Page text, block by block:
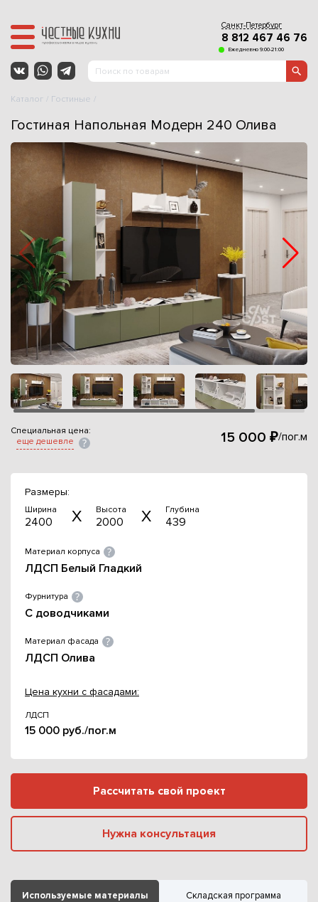
Санкт-Петербург
8 812 467 46 76
Ежедневно 9:00-21:00
Каталог Гостиные
Гостиная Напольная Модерн 240 Олива
Специальная цена:
еще дешевле
15 000 ₽/пог.м
Размеры:
Ширина
2400
Высота
2000
Глубина
439
Материал корпуса
ЛДСП Белый Гладкий
Фурнитура
С доводчиками
Материал фасада
ЛДСП Олива
Цена кухни с фасадами:
ЛДСП
15 000 руб./пог.м
Рассчитать свой проект
Нужна консультация
Используемые материалы Складская программа